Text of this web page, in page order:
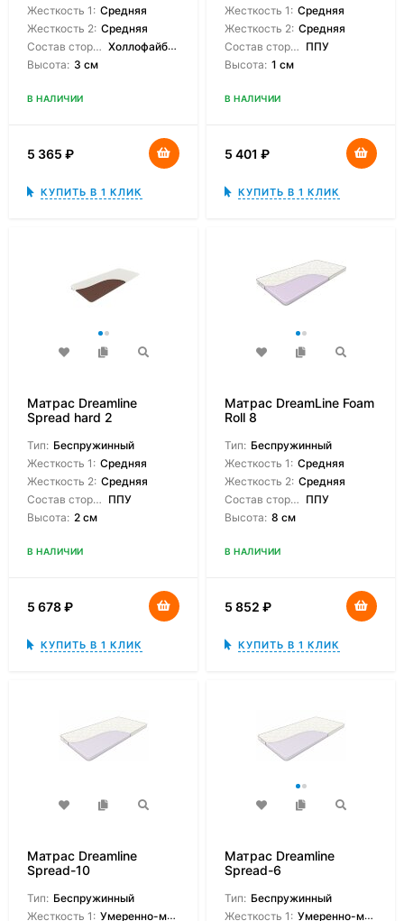
Жесткость 1: Средняя
Жесткость 2: Средняя
Состав сторон: Холлофайбер
Высота: 3 см
В НАЛИЧИИ
5 365 ₽
КУПИТЬ В 1 КЛИК
Жесткость 1: Средняя
Жесткость 2: Средняя
Состав сторон: ППУ
Высота: 1 см
В НАЛИЧИИ
5 401 ₽
КУПИТЬ В 1 КЛИК
Матрас Dreamline
Spread hard 2
Тип: Беспружинный
Жесткость 1: Средняя
Жесткость 2: Средняя
Состав сторон: ППУ
Высота: 2 см
В НАЛИЧИИ
5 678₽
КУПИТЬ В 1 КЛИК
Матрас DreamLine Foam
Roll 8
Тип: Беспружинный
Жесткость 1: Средняя
Жесткость 2: Средняя
Состав сторон: ППУ
Высота: 8 см
В НАЛИЧИИ
5 852 ₽
КУПИТЬ В 1 КЛИК
Матрас Dreamline
Spread-10
Тип: Беспружинный
Жесткость 1: Умеренно-мягкая
Матрас Dreamline
Spread-6
Тип: Беспружинный
Жесткость 1: Умеренно-мягкая